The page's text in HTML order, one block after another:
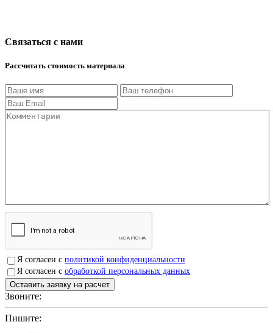
Связаться с нами
Рассчитать стоимость материала
Я согласен с политикой конфиденциальности
Я согласен с обработкой персональных данных
Звоните:
Пишите: